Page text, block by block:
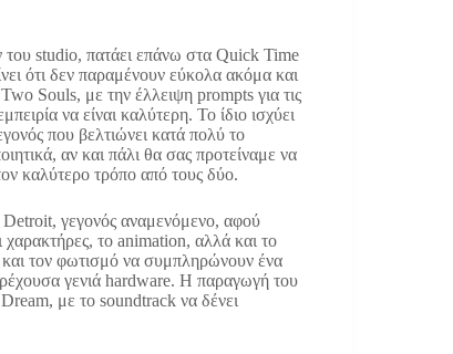
studio, πατάει επάνω στα Quick Time
ότι δεν παραμένουν εύκολα ακόμα και
Souls, με την έλλειψη prompts για τις
να είναι καλύτερη. Το ίδιο ισχύει
που βελτιώνει κατά πολύ το
αν και πάλι θα σας προτείναμε να
καλύτερο τρόπο από τους δύο.
Detroit, γεγονός αναμενόμενο, αφού
χαρακτήρες, το animation, αλλά και το
και τον φωτισμό να συμπληρώνουν ένα
γενιά hardware. Η παραγωγή του
με το soundtrack να δένει